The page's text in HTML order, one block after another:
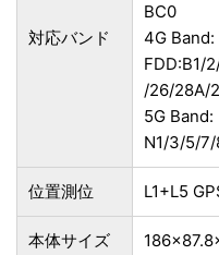
対応バンド
BC0
4G
FDD:B1/
/26/28A/
5G Band:
N1/3/5/
位置測位 L1+L5
本体サイズ